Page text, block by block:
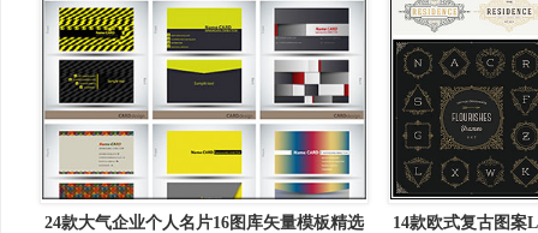
24款大气企业个人名片16图库矢量模板精选
14款欧式复古图案